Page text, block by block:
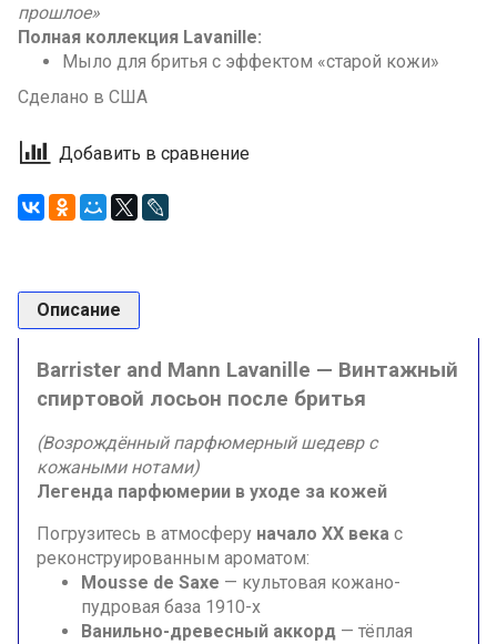
прошлое»
Полная коллекция Lavanille:
Мыло для бритья с эффектом «старой кожи»
Сделано в США
Добавить в сравнение
Описание
Barrister and Mann Lavanille — Винтажный
спиртовой лосьон после бритья
(Возрождённый парфюмерный шедевр с
кожаными нотами)
Легенда парфюмерии в уходе за кожей
Погрузитесь в атмосферу начало XX века с
реконструированным ароматом:
Mousse de Saxe — культовая кожано-
пудровая база 1910-х
Ванильно-древесный аккорд — тёплая